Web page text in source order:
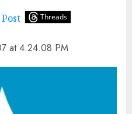
Post Threads